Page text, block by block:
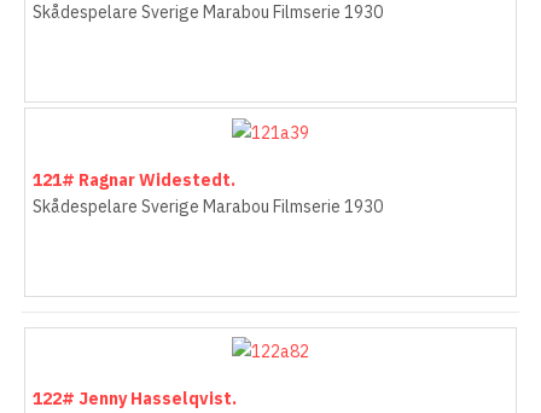
Skådespelare Sverige Marabou Filmserie 1930
121# Ragnar Widestedt.
Skådespelare Sverige Marabou Filmserie 1930
122# Jenny Hasselqvist.